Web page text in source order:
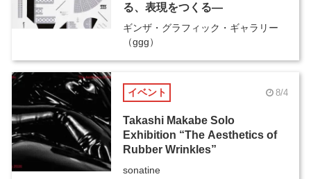
る、表現をつくる―
ギンザ・グラフィック・ギャラリー
（ggg）
イベント 8/4
Takashi Makabe Solo
Exhibition “The Aesthetics of
Rubber Wrinkles”
sonatine